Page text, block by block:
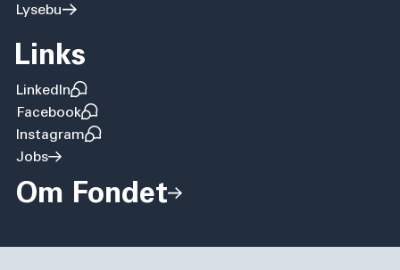
Lysebu
Links
LinkedIn
Facebook
Instagram
Jobs
Om Fondet